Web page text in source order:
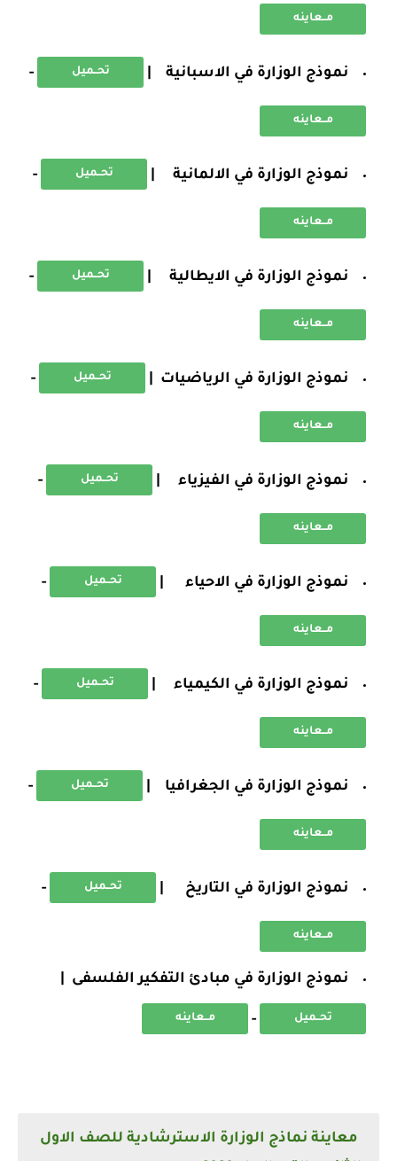
مــعاينه
نموذج الوزارة في الاسبانية | تحــميل -
مــعاينه
نموذج الوزارة في الالمانية | تحــميل -
مــعاينه
نموذج الوزارة في الايطالية | تحــميل -
مــعاينه
نموذج الوزارة في الرياضيات | تحــميل -
مــعاينه
نموذج الوزارة في الفيزياء | تحــميل -
مــعاينه
نموذج الوزارة في الاحياء | تحــميل -
مــعاينه
نموذج الوزارة في الكيمياء | تحــميل -
مــعاينه
نموذج الوزارة في الجغرافيا | تحــميل -
مــعاينه
نموذج الوزارة في التاريخ | تحــميل -
مــعاينه
نموذج الوزارة في مبادئ التفكير الفلسفى |
تحــميل - مــعاينه
معاينة نماذج الوزارة الاسترشادية للصف الاول